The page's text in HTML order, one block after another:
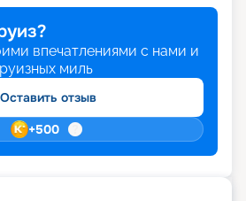
впечатлениями с нами и
миль
Оставить отзыв
+500